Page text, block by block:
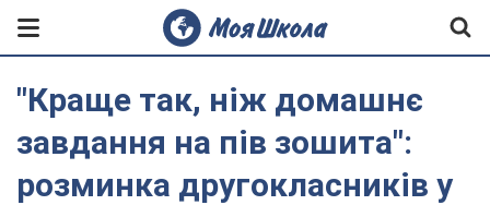
"Краще так, ніж домашнє
завдання на пів зошита":
розминка другокласників у